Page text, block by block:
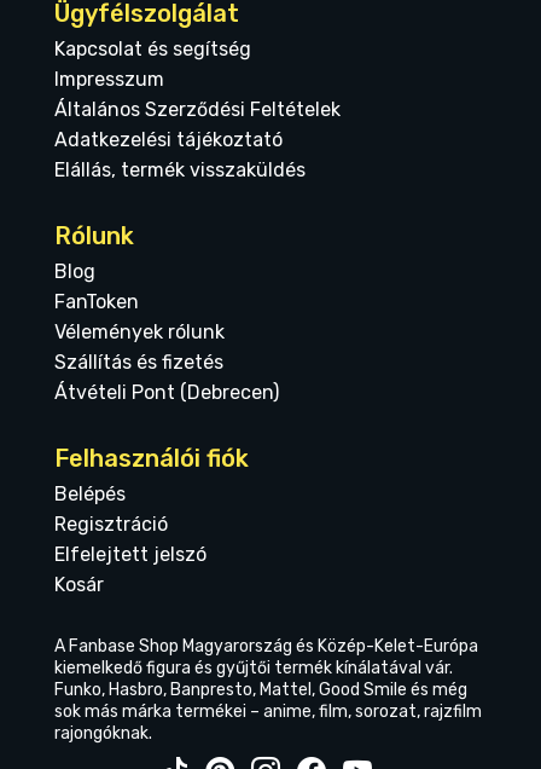
Ügyfélszolgálat
Kapcsolat és segítség
Impresszum
Általános Szerződési Feltételek
Adatkezelési tájékoztató
Elállás, termék visszaküldés
Rólunk
Blog
FanToken
Vélemények rólunk
Szállítás és fizetés
Átvételi Pont (Debrecen)
Felhasználói fiók
Belépés
Regisztráció
Elfelejtett jelszó
Kosár
A Fanbase Shop Magyarország és Közép-Kelet-Európa
kiemelkedő figura és gyűjtői termék kínálatával vár.
Funko, Hasbro, Banpresto, Mattel, Good Smile és még
sok más márka termékei – anime, film, sorozat, rajzfilm
rajongóknak.